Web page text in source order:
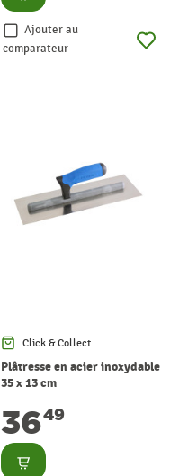
Ajouter au
comparateur
Click & Collect
Plâtresse en acier inoxydable
35 x 13 cm
3649
Consulter